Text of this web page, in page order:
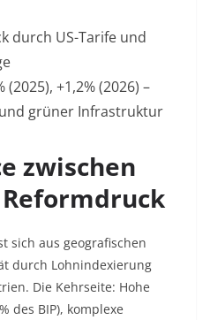
durch US-Tarife und
+1,2% (2026) –
grüner Infrastruktur
zwischen
sich aus geografischen
durch Lohnindexierung
Die Kehrseite: Hohe
des BIP), komplexe